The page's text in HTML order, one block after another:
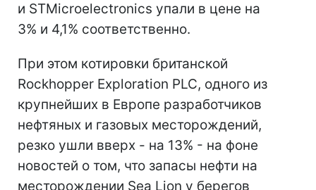
и STMicroelectronics упали в цене на
3% и 4,1% соответственно.
При этом котировки британской
Rockhopper Exploration PLC, одного из
крупнейших в Европе разработчиков
нефтяных и газовых месторождений,
резко ушли вверх - на 13% - на фоне
новостей о том, что запасы нефти на
месторождении Sea Lion у берегов